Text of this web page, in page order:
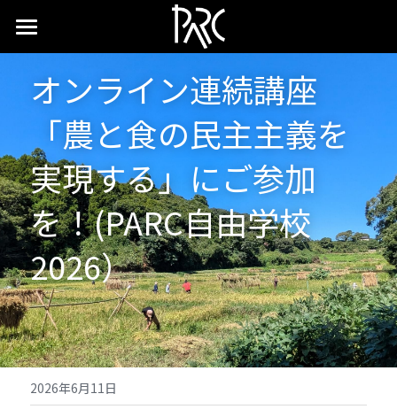
ホーム
オンライン連続講座
「農と食の民主主義を
実現する」にご参加
を！(PARC自由学校
2026）
2026年6月11日
ストアカテゴリー
すべてのカテゴリー